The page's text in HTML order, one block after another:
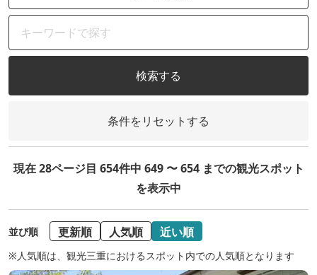
検索する
条件をリセットする
現在 28ページ目 654件中 649 〜 654 までの観光スポット
を表示中
並び順 更新順 人気順 近い順
※人気順は、観光三重におけるスポット内での人気順となります